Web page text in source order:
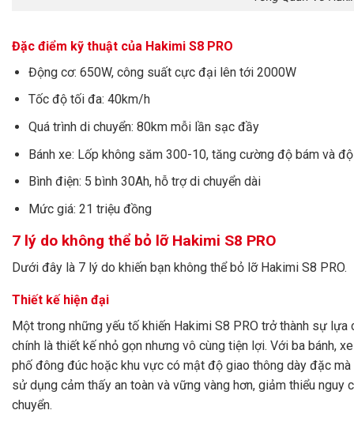
Đặc điểm kỹ thuật của Hakimi S8 PRO
Động cơ: 650W, công suất cực đại lên tới 2000W
Tốc độ tối đa: 40km/h
Quá trình di chuyển: 80km mỗi lần sạc đầy
Bánh xe: Lốp không săm 300-10, tăng cường độ bám và
Bình điện: 5 bình 30Ah, hỗ trợ di chuyển dài
Mức giá: 21 triệu đồng
7 lý do không thể bỏ lỡ Hakimi S8 PRO
Dưới đây là 7 lý do khiến bạn không thể bỏ lỡ Hakimi S8 PRO.
Thiết kế hiện đại
Một trong những yếu tố khiến Hakimi S8 PRO trở thành sự
chính là thiết kế nhỏ gọn nhưng vô cùng tiện lợi. Với ba bánh,
phố đông đúc hoặc khu vực có mật độ giao thông dày đặc
sử dụng cảm thấy an toàn và vững vàng hơn, giảm thiểu
chuyển.